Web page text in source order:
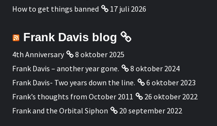
How to get things banned
17 juli 2026
Frank Davis blog
4th Anniversary
8 oktober 2025
Frank Davis – another year gone.
8 oktober 2024
Frank Davis- Two years down the line.
6 oktober 2023
Frank’s thoughts from October 2011
26 oktober 2022
Frank and the Orbital Siphon
20 september 2022